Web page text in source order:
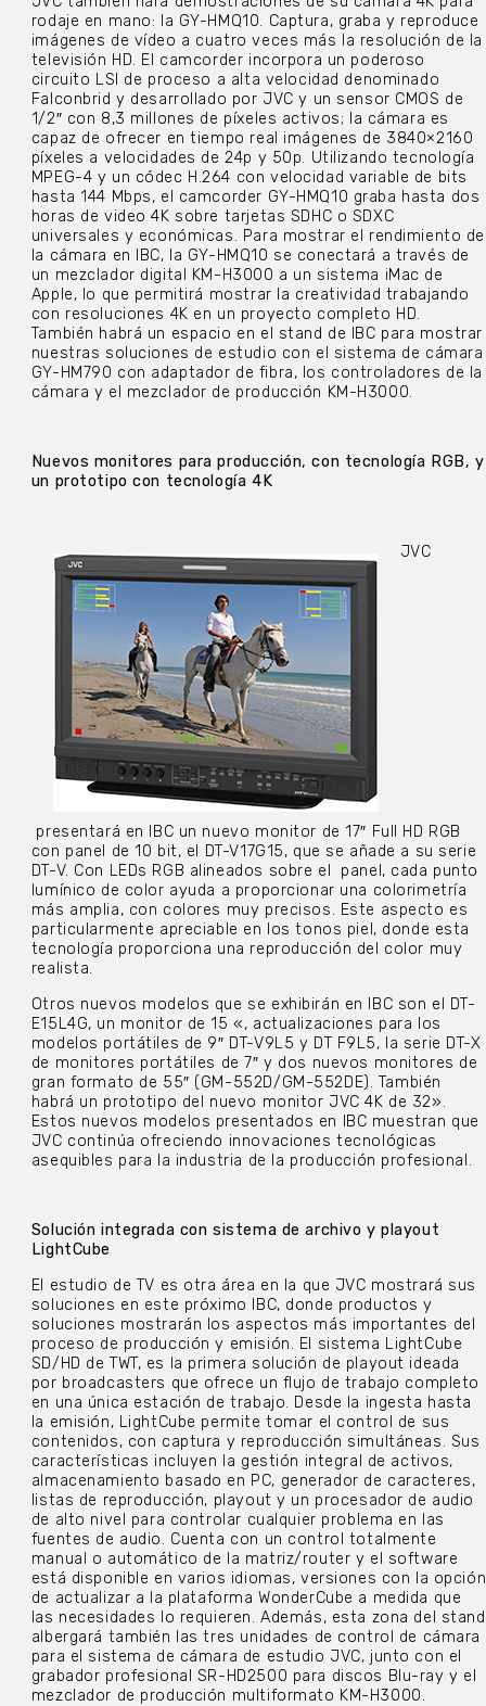
rodaje en mano: la GY-HMQ10. Captura, graba y reproduce
imágenes de vídeo a cuatro veces más la resolución de la
televisión HD. El camcorder incorpora un poderoso
circuito LSI de proceso a alta velocidad denominado
Falconbrid y desarrollado por JVC y un sensor CMOS de
1/2″ con 8,3 millones de píxeles activos; la cámara es
capaz de ofrecer en tiempo real imágenes de 3840×2160
píxeles a velocidades de 24p y 50p. Utilizando tecnología
MPEG-4 y un códec H.264 con velocidad variable de bits
hasta 144 Mbps, el camcorder GY-HMQ10 graba hasta dos
horas de video 4K sobre tarjetas SDHC o SDXC
universales y económicas. Para mostrar el rendimiento de
la cámara en IBC, la GY-HMQ10 se conectará a través de
un mezclador digital KM-H3000 a un sistema iMac de
Apple, lo que permitirá mostrar la creatividad trabajando
con resoluciones 4K en un proyecto completo HD.
También habrá un espacio en el stand de IBC para mostrar
nuestras soluciones de estudio con el sistema de cámara
GY-HM790 con adaptador de fibra, los controladores de la
cámara y el mezclador de producción KM-H3000.
Nuevos monitores para producción, con tecnología RGB, y
un prototipo con tecnología 4K
JVC
presentará en IBC un nuevo monitor de 17″ Full HD RGB
con panel de 10 bit, el DT-V17G15, que se añade a su serie
DT-V. Con LEDs RGB alineados sobre el panel, cada punto
lumínico de color ayuda a proporcionar una colorimetría
más amplia, con colores muy precisos. Este aspecto es
particularmente apreciable en los tonos piel, donde esta
tecnología proporciona una reproducción del color muy
realista.
Otros nuevos modelos que se exhibirán en IBC son el DT-
E15L4G, un monitor de 15 «, actualizaciones para los
modelos portátiles de 9″ DT-V9L5 y DT F9L5, la serie DT-X
de monitores portátiles de 7″ y dos nuevos monitores de
gran formato de 55″ (GM-552D/GM-552DE). También
habrá un prototipo del nuevo monitor JVC 4K de 32».
Estos nuevos modelos presentados en IBC muestran que
JVC continúa ofreciendo innovaciones tecnológicas
asequibles para la industria de la producción profesional.
Solución integrada con sistema de archivo y playout
LightCube
El estudio de TV es otra área en la que JVC mostrará sus
soluciones en este próximo IBC, donde productos y
soluciones mostrarán los aspectos más importantes del
proceso de producción y emisión. El sistema LightCube
SD/HD de TWT, es la primera solución de playout ideada
por broadcasters que ofrece un flujo de trabajo completo
en una única estación de trabajo. Desde la ingesta hasta
la emisión, LightCube permite tomar el control de sus
contenidos, con captura y reproducción simultáneas. Sus
características incluyen la gestión integral de activos,
almacenamiento basado en PC, generador de caracteres,
listas de reproducción, playout y un procesador de audio
de alto nivel para controlar cualquier problema en las
fuentes de audio. Cuenta con un control totalmente
manual o automático de la matriz/router y el software
está disponible en varios idiomas, versiones con la opción
de actualizar a la plataforma WonderCube a medida que
las necesidades lo requieren. Además, esta zona del stand
albergará también las tres unidades de control de cámara
para el sistema de cámara de estudio JVC, junto con el
grabador profesional SR-HD2500 para discos Blu-ray y el
mezclador de producción multiformato KM-H3000.